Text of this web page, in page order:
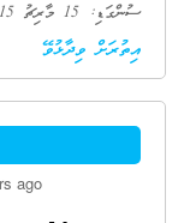
ސުންގަޑި: 15 މާރިޗު 2015 14:00
އިތުރަށް ވިދާޅުވޭ
ago